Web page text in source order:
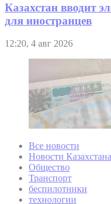
Казахстан вводит
для иностранцев
12:20, 4 авг 2026
Все новости
Новости Казахстана
Общество
Транспорт
беспилотники
технологии